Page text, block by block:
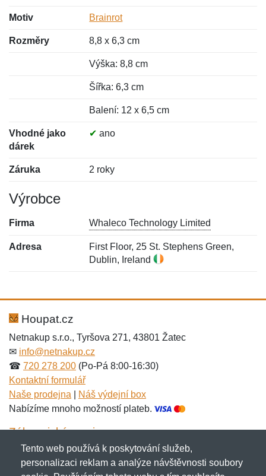
Motiv Brainrot
Rozměry 8,8 x 6,3 cm
Výška: 8,8 cm
Šířka: 6,3 cm
Balení: 12 x 6,5 cm
Vhodné jako
dárek
✔ ano
Záruka 2 roky
Výrobce
Firma Whaleco Technology Limited
Adresa
First Floor, 25 St. Stephens Green,
Dublin, Ireland
Hodnocení:
Jméno: *
Jméno:
E-mail:*
Houpat.cz
Netnakup s.r.o., Tyršova 271, 43801 Žatec
✉ info@netnakup.cz
☎ 720 278 200 (Po-Pá 8:00-16:30)
Kontaktní formulář
Naše prodejna
Náš výdejní box
Nabízíme mnoho možností plateb.
Zákaznický servis
Novinky emailem
Tento web používá k poskytování služeb,
personalizaci reklam a analýze návštěvnosti soubory